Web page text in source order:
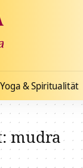
Yoga & Spiritualität
mudra